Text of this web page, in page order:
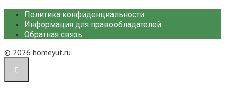
Политика конфиденциальности
Информация для правообладателей
Обратная связь
© 2026 homeyut.ru